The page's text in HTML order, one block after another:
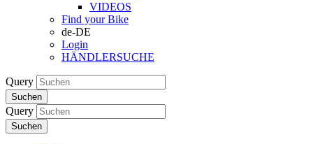
VIDEOS
Find your Bike
de-DE
Login
HÄNDLERSUCHE
Query
Suchen
Query
Suchen